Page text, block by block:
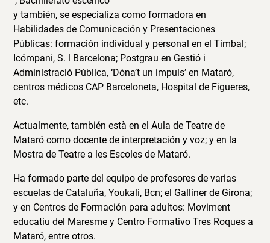
y también, se especializa como formadora en
Habilidades de Comunicación y Presentaciones
Públicas: formación individual y personal en el Timbal;
Icómpani, S. l Barcelona; Postgrau en Gestió i
Administració Pública, ‘Dóna’t un impuls’ en Mataró,
centros médicos CAP Barceloneta, Hospital de Figueres,
etc.
Actualmente, también està en el Aula de Teatre de
Mataró como docente de interpretación y voz; y en la
Mostra de Teatre a les Escoles de Mataró.
Ha formado parte del equipo de profesores de varias
escuelas de Cataluña, Youkali, Bcn; el Galliner de Girona;
y en Centros de Formación para adultos: Moviment
educatiu del Maresme y Centro Formativo Tres Roques a
Mataró, entre otros.